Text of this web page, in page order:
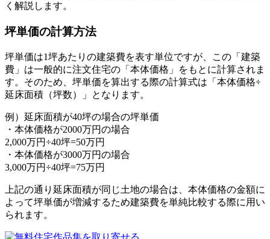
く解説します。
坪単価の計算方法
坪単価は1坪あたりの建築費を表す単位ですが、この「建築
費」は一般的に注文住宅の「本体価格」をもとに計算されま
す。そのため、坪単価を算出する際の計算式は「本体価格÷
延床面積（坪数）」となります。
例）延床面積が40坪の場合の坪単価
・本体価格が2000万円の場合
2,000万円÷40坪=50万円
・本体価格が3000万円の場合
3,000万円÷40坪=75万円
上記の通り延床面積が同じ土地の場合は、本体価格の金額に
よって坪単価が増減するため建築費を単純比較する際に用い
られます。